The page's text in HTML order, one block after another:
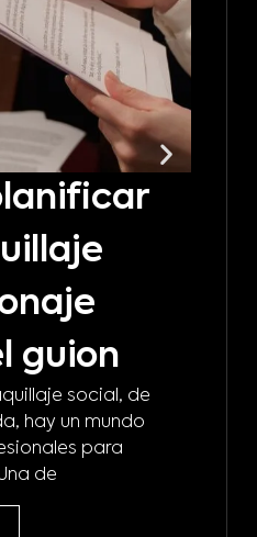
guion
social, de
hay un mundo
para
de